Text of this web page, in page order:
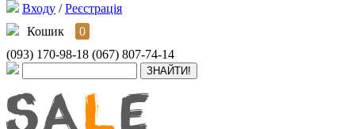
Входу / Реєстрація
Кошик
0
(093) 170-98-18 (067) 807-74-14